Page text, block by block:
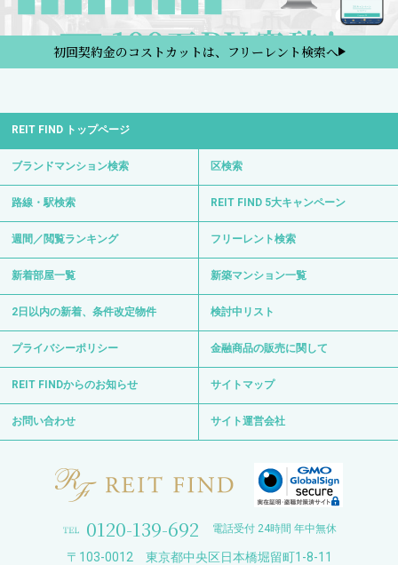
初回契約金のコストカットは、フリーレント検索へ
REIT FIND トップページ
ブランドマンション検索 区検索
路線・駅検索 REIT FIND 5大キャンペーン
週間／閲覧ランキング フリーレント検索
新着部屋一覧 新築マンション一覧
2日以内の新着、条件改定物件 検討中リスト
プライバシーポリシー 金融商品の販売に関して
REIT FINDからのお知らせ サイトマップ
お問い合わせ サイト運営会社
0120-139-692 電話受付 24時間 年中無休
〒103-0012 東京都中央区日本橋堀留町1-8-11